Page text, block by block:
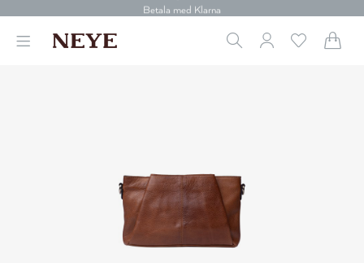
30 dagars retur
Betala med Klarna
Leverans 1-4 arbetsdagar